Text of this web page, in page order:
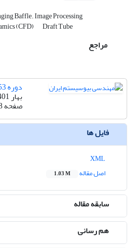
Baffle. Image Processing
(CFD) Draft Tube
مراجع
دوره 53، شماره 1
بهار 1401
صفحه
فایل ها
اصل مقاله
1.03 M
سابقه مقاله
هم رسانی